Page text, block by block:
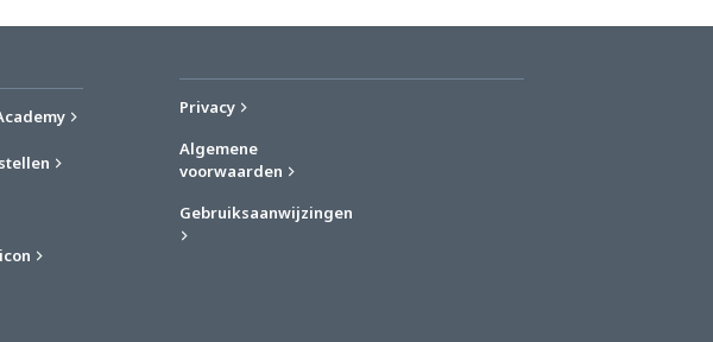
Privacy
Algemene
voorwaarden
Gebruiksaanwijzingen